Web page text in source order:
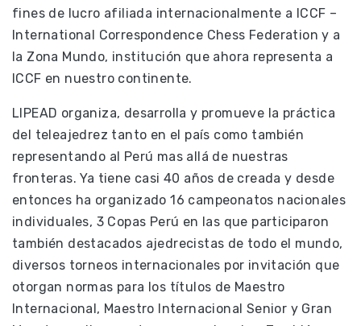
fines de lucro afiliada internacionalmente a ICCF –
International Correspondence Chess Federation y a
la Zona Mundo, institución que ahora representa a
ICCF en nuestro continente.
LIPEAD organiza, desarrolla y promueve la práctica
del teleajedrez tanto en el país como también
representando al Perú mas allá de nuestras
fronteras. Ya tiene casi 40 años de creada y desde
entonces ha organizado 16 campeonatos nacionales
individuales, 3 Copas Perú en las que participaron
también destacados ajedrecistas de todo el mundo,
diversos torneos internacionales por invitación que
otorgan normas para los títulos de Maestro
Internacional, Maestro Internacional Senior y Gran